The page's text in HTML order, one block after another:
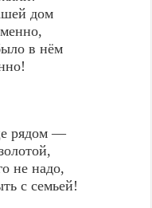
дом
в нём
рядом —
не надо,
с семьей!